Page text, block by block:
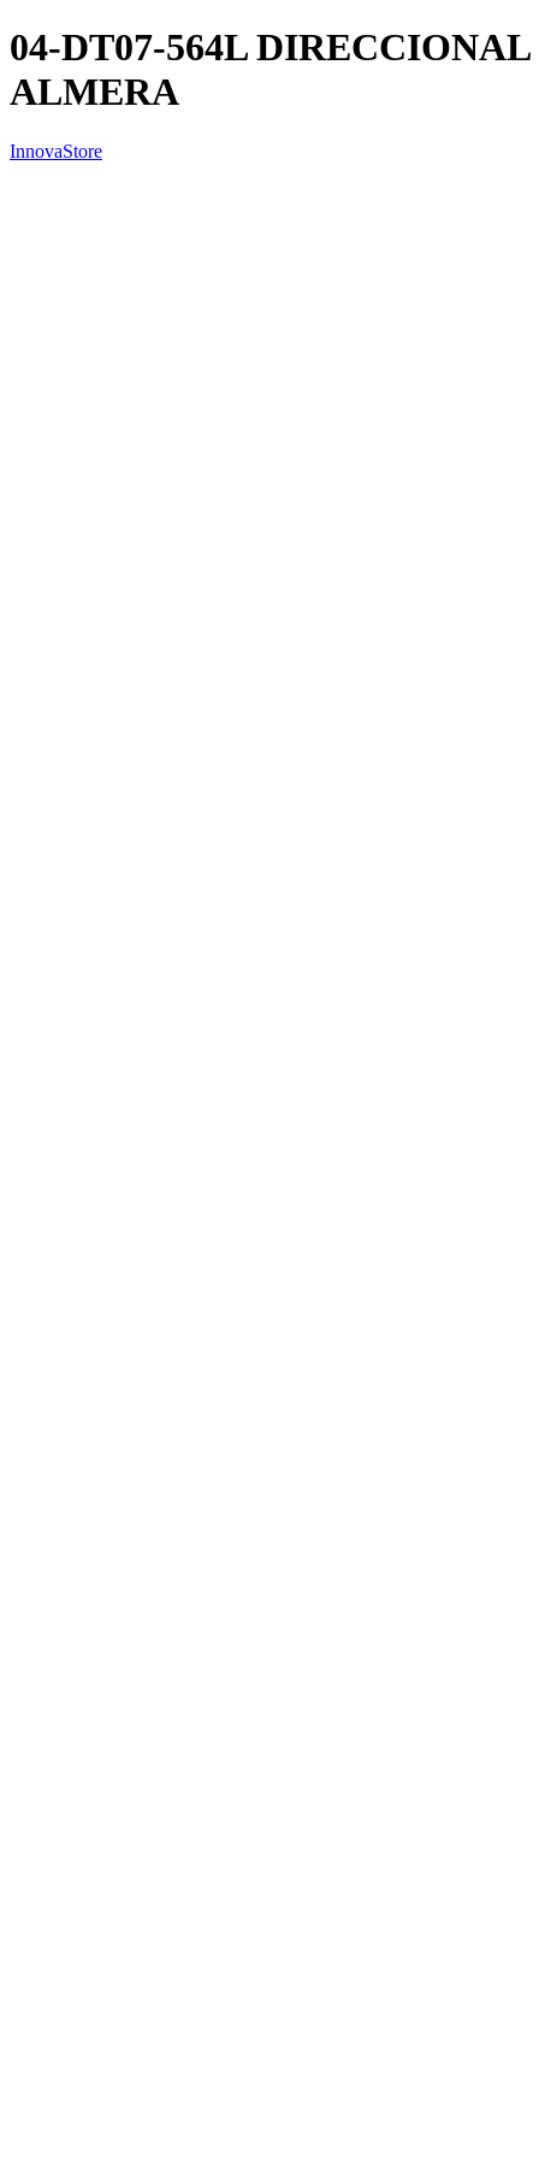
04-DT07-564L
ALMERA
InnovaStore